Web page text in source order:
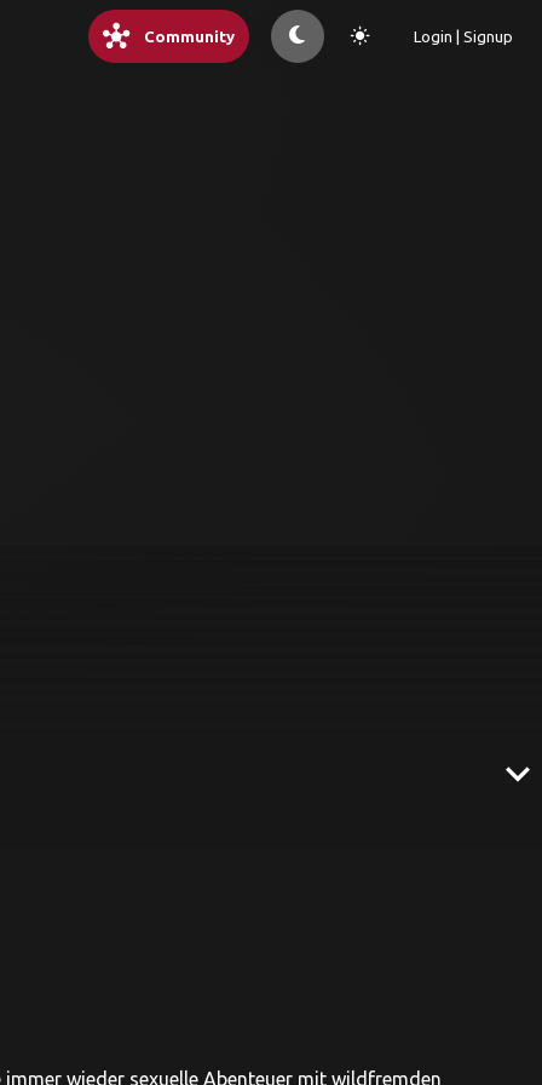
hub Community light_mode Login | Signup
expand_more
wieder sexuelle Abenteuer mit wildfremden